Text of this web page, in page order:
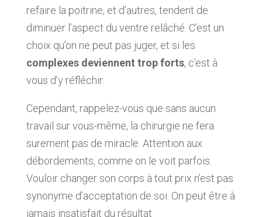
refaire la poitrine, et d’autres, tendent de
diminuer l’aspect du ventre relâché. C’est un
choix qu’on ne peut pas juger, et si les
complexes deviennent trop forts, c’est à
vous d’y réfléchir.
Cependant, rappelez-vous que sans aucun
travail sur vous-même, la chirurgie ne fera
surement pas de miracle. Attention aux
débordements, comme on le voit parfois.
Vouloir changer son corps à tout prix n’est pas
synonyme d’acceptation de soi. On peut être à
jamais insatisfait du résultat